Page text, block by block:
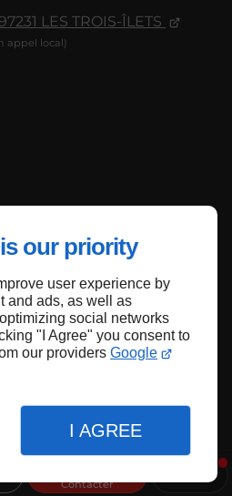
our priority
user experience by
and ads, as well as
social networks
"I Agree" you consent to
our providers Google
I AGREE
Contacter
LES TROIS-ÎLETS
de page